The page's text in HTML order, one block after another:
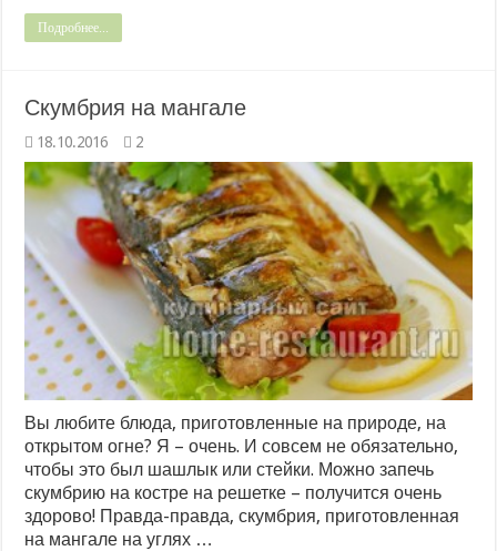
Подробнее...
Скумбрия на мангале
18.10.2016 2
Вы любите блюда, приготовленные на природе, на
открытом огне? Я – очень. И совсем не обязательно,
чтобы это был шашлык или стейки. Можно запечь
скумбрию на костре на решетке – получится очень
здорово! Правда-правда, скумбрия, приготовленная
на мангале на углях …